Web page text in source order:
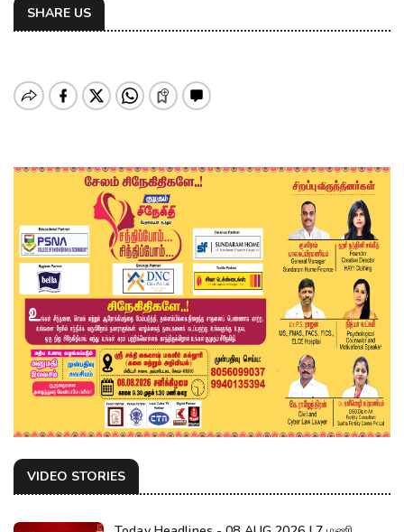
SHARE US
VIDEO STORIES